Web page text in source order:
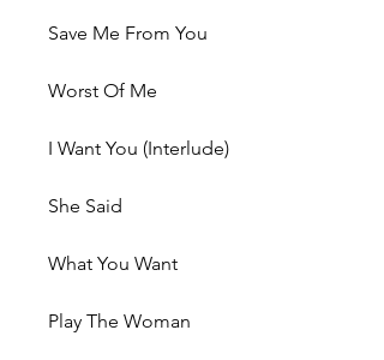
Save Me From You
Worst Of Me
I Want You (Interlude)
She Said
What You Want
Play The Woman